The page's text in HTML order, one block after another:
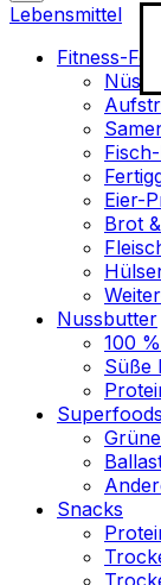
Lebensmittel
Fitness-
Nüsse
Eier-
Brot
Nussbutter
100
Süße
Superfoods
Snacks